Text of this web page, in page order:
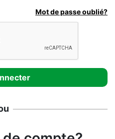
Mot de passe oublié?